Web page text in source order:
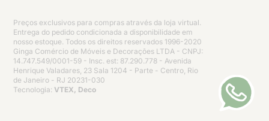
Preços exclusivos para compras através da loja virtual.
Entrega do pedido condicionada a disponibilidade em
nosso estoque. Todos os direitos reservados 1996-2020
Ginga Comércio de Móveis e Decorações LTDA - CNPJ:
14.747.549/0001-59 - Insc. est: 87.290.778 - Avenida
Henrique Valadares, 23 Sala 1204 - Parte - Centro, Rio
de Janeiro - RJ 20231-030
Tecnologia: VTEX, Deco